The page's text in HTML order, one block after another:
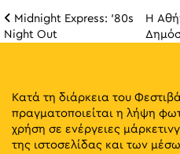
Midnight Express: ’80s
Night Out
Η
Κατά τη διάρκεια του
πραγματοποιείται η λήψη
χρήση σε ενέργειες
της ιστοσελίδας και των